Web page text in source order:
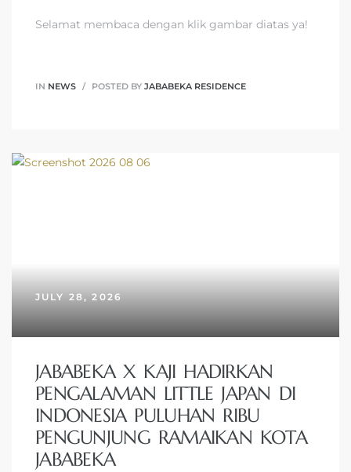
Selamat membaca dengan klik gambar diatas ya!
IN NEWS POSTED BY JABABEKA RESIDENCE
JULY 28, 2026
JABABEKA X KAJI HADIRKAN
PENGALAMAN LITTLE JAPAN DI
INDONESIA PULUHAN RIBU
PENGUNJUNG RAMAIKAN KOTA
JABABEKA